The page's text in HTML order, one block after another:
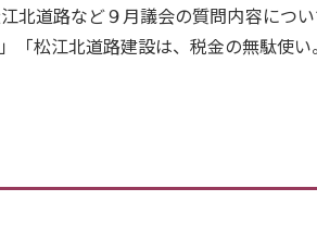
道路など９月議会の質問内容につ
松江北道路建設は、税金の無駄使い